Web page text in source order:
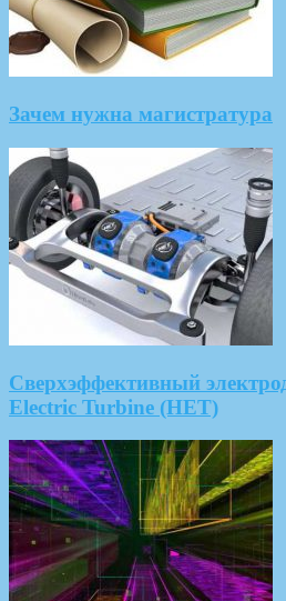
Зачем нужна магистратура
Сверхэффективный
Electric Turbine (HET)